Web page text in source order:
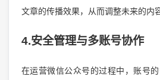
文章的传播效果，从而调整未来的内
4.安全管理与多账号协作
在运营微信公众号的过程中，账号